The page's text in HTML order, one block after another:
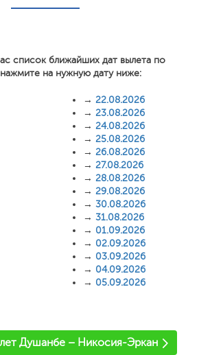
список ближайших дат вылета по
на нужную дату ниже:
→ 22.08.2026
→ 23.08.2026
→ 24.08.2026
→ 25.08.2026
→ 26.08.2026
→ 27.08.2026
→ 28.08.2026
→ 29.08.2026
→ 30.08.2026
→ 31.08.2026
→ 01.09.2026
→ 02.09.2026
→ 03.09.2026
→ 04.09.2026
→ 05.09.2026
Душанбе – Никосия-Эркан